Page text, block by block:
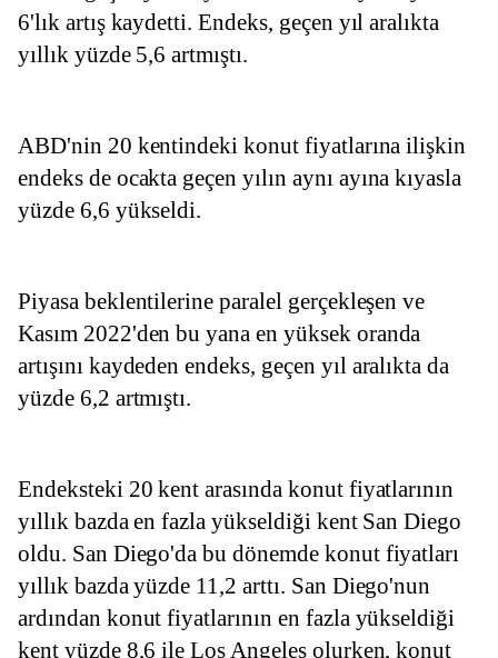
6'lık artış kaydetti. Endeks, geçen yıl aralıkta
yıllık yüzde 5,6 artmıştı.
ABD'nin 20 kentindeki konut fiyatlarına ilişkin
endeks de ocakta geçen yılın aynı ayına kıyasla
yüzde 6,6 yükseldi.
Piyasa beklentilerine paralel gerçekleşen ve
Kasım 2022'den bu yana en yüksek oranda
artışını kaydeden endeks, geçen yıl aralıkta da
yüzde 6,2 artmıştı.
Endeksteki 20 kent arasında konut fiyatlarının
yıllık bazda en fazla yükseldiği kent San Diego
oldu. San Diego'da bu dönemde konut fiyatları
yıllık bazda yüzde 11,2 arttı. San Diego'nun
ardından konut fiyatlarının en fazla yükseldiği
kent yüzde 8,6 ile Los Angeles olurken, konut